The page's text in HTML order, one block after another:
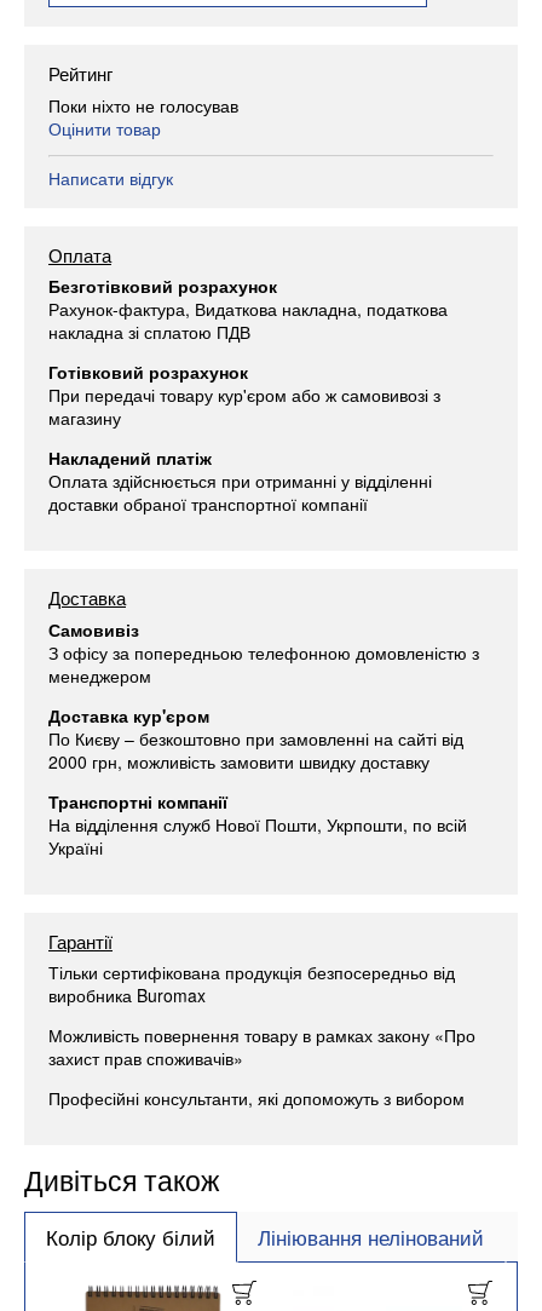
Рейтинг
Поки ніхто не голосував
Оцінити товар
Написати відгук
Оплата
Безготівковий розрахунок
Рахунок-фактура, Видаткова накладна, податкова
накладна зі сплатою ПДВ
Готівковий розрахунок
При передачі товару кур'єром або ж самовивозі з
магазину
Накладений платіж
Оплата здійснюється при отриманні у відділенні
доставки обраної транспортної компанії
Доставка
Самовивіз
З офісу за попередньою телефонною домовленістю з
менеджером
Доставка кур'єром
По Києву – безкоштовно при замовленні на сайті від
2000 грн, можливість замовити швидку доставку
Транспортні компанії
На відділення служб Нової Пошти, Укрпошти, по всій
Україні
Гарантії
Тільки сертифікована продукція безпосередньо від
виробника Buromax
Можливість повернення товару в рамках закону «Про
захист прав споживачів»
Професійні консультанти, які допоможуть з вибором
Дивіться також
Колір блоку білий Лініювання нелінований